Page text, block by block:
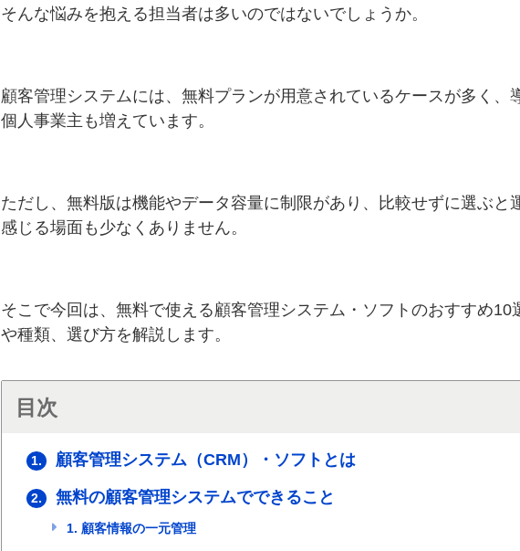
そんな悩みを抱える担当者は多いのではないでしょうか。
顧客管理システムには、無料プランが用意されているケースが多く、
個人事業主も増えています。
ただし、無料版は機能やデータ容量に制限があり、比較せずに選ぶと
感じる場面も少なくありません。
そこで今回は、無料で使える顧客管理システム・ソフトのおすすめ10
や種類、選び方を解説します。
目次
1. 顧客管理システム（CRM）・ソフトとは
2. 無料の顧客管理システムでできること
1. 顧客情報の一元管理